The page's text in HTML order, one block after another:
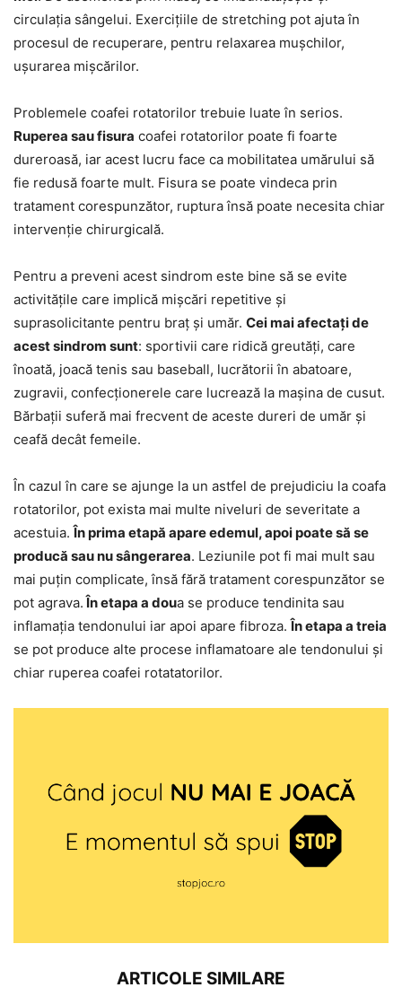
circulația sângelui. Exercițiile de stretching pot ajuta în
procesul de recuperare, pentru relaxarea mușchilor,
ușurarea mișcărilor.
Problemele coafei rotatorilor trebuie luate în serios.
Ruperea sau fisura coafei rotatorilor poate fi foarte
dureroasă, iar acest lucru face ca mobilitatea umărului să
fie redusă foarte mult. Fisura se poate vindeca prin
tratament corespunzător, ruptura însă poate necesita chiar
intervenție chirurgicală.
Pentru a preveni acest sindrom este bine să se evite
activitățile care implică mișcări repetitive și
suprasolicitante pentru braț și umăr. Cei mai afectați de
acest sindrom sunt: sportivii care ridică greutăți, care
înoată, joacă tenis sau baseball, lucrătorii în abatoare,
zugravii, confecționerele care lucrează la mașina de cusut.
Bărbații suferă mai frecvent de aceste dureri de umăr și
ceafă decât femeile.
În cazul în care se ajunge la un astfel de prejudiciu la coafa
rotatorilor, pot exista mai multe niveluri de severitate a
acestuia.În prima etapă apare edemul, apoi poate să se
producă sau nu sângerarea. Leziunile pot fi mai mult sau
mai puțin complicate, însă fără tratament corespunzător se
pot agrava.În etapa a doua se produce tendinita sau
inflamația tendonului iar apoi apare fibroza.În etapa a treia
se pot produce alte procese inflamatoare ale tendonului și
chiar ruperea coafei rotatatorilor.
ARTICOLE SIMILARE